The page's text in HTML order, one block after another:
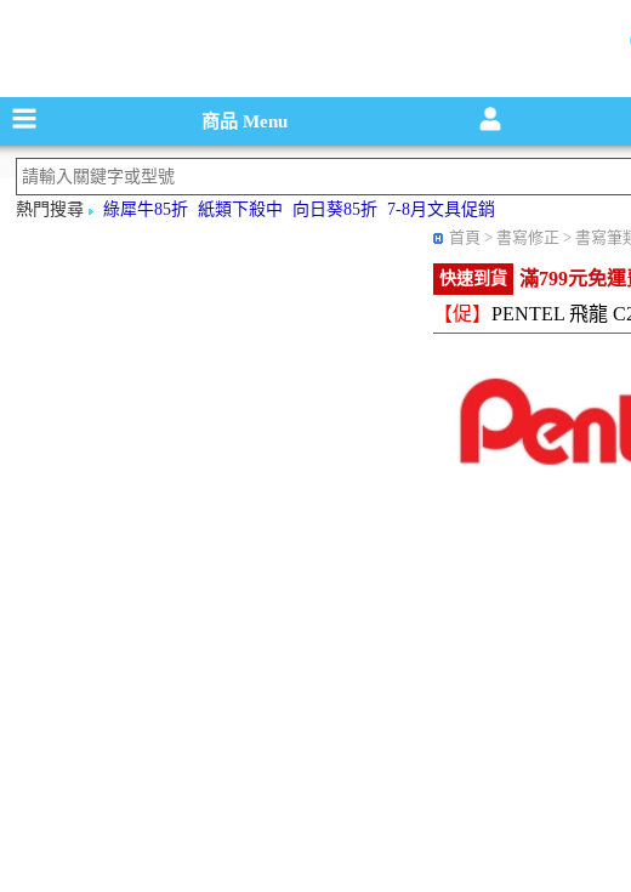
碳粉匣，墨水匣,原廠
商品Menu
熱門搜尋 綠犀牛85折 紙類下殺中 向日葵85折 7-8月文具促銷
首頁 > 書寫修正 > 書寫筆
快速到貨
滿799元免運
【促】 PENTEL 飛龍